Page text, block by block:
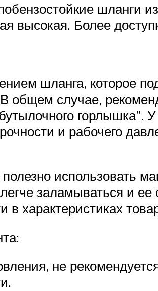
шланги
высокая. Более
шланга, которое
общем случае,
горлышка”.
и рабочего
использовать
легче заламываться и
в характеристиках
не